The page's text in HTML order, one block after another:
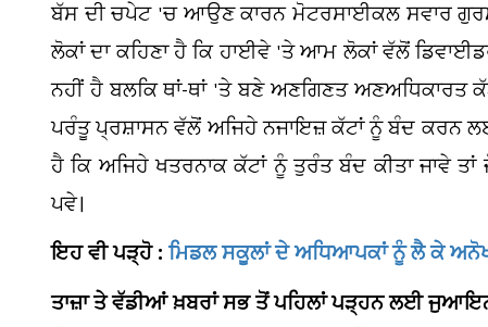
ਬੱਸ ਦੀ ਚਪੇਟ 'ਚ ਆਉਣ ਕਾਰਨ ਮੋਟਰਸਾਈਕਲ ਸਵਾਰ
ਲੋਕਾਂ ਦਾ ਕਹਿਣਾ ਹੈ ਕਿ ਹਾਈਵੇ 'ਤੇ ਆਮ ਲੋਕਾਂ ਵੱਲੋਂ
ਨਹੀਂ ਹੈ ਬਲਕਿ ਥਾਂ-ਥਾਂ 'ਤੇ ਬਣੇ ਅਣਗਿਣਤ ਅਣਅਧਿਕਾਰਤ
ਪਰੰਤੂ ਪ੍ਰਸ਼ਾਸਨ ਵੱਲੋਂ ਅਜਿਹੇ ਨਜਾਇਜ਼ ਕੱਟਾਂ ਨੂੰ ਬੰਦ ਕਰਨ
ਹੈ ਕਿ ਅਜਿਹੇ ਖਤਰਨਾਕ ਕੱਟਾਂ ਨੂੰ ਤੁਰੰਤ ਬੰਦ ਕੀਤਾ ਜਾਵੇ
ਪਵੇ।
ਇਹ ਵੀ ਪੜ੍ਹੋ :ਮਿਡਲ ਸਕੂਲਾਂ ਦੇ ਅਧਿਆਪਕਾਂ ਨੂੰ ਲੈ ਕੇ
ਤਾਜ਼ਾ ਤੇ ਵੱਡੀਆਂ ਖ਼ਬਰਾਂ ਸਭ ਤੋਂ ਪਹਿਲਾਂ ਪੜ੍ਹਨ ਲਈ